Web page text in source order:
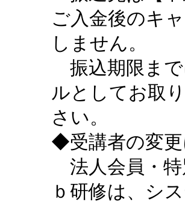
ご入金後のキ
しません。
振込期限まで
ルとしてお取
さい。
◆受講者の変更
法人会員・特
ｂ研修は、シ